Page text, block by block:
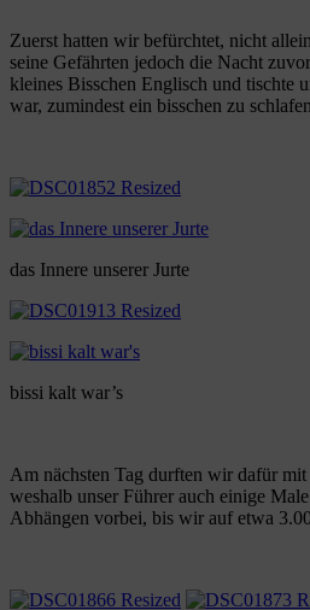
Zuerst hatten wir befürchtet, nicht
seine Gefährten jedoch die Nacht
kleines Bisschen Englisch und tischte
war, zumindest ein bisschen zu
das Innere unserer Jurte
bissi kalt war’s
Am nächsten Tag durften wir dafür
weshalb unser Führer auch einige
Abhängen vorbei, bis wir auf etwa